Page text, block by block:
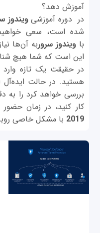
آموزش دهد؟
در دوره آموزشیویندوز
شده است، سعی
باویندوز سروربه آن‌ها
این است که شما هیچ
در حقیقت یک تازه
هستید. در حالت ایده‌آل
بررسی خواهد کرد را به
کار کنید، در زمان حضور
2019 با مشکل خاصی